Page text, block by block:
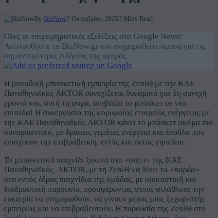
By BizNow7 Οκτωβρίου 20253 Mins Read
Όλες οι επιχειρηματικές εξελίξεις στο Google News!
Ακολουθήστε το BizNow.gr και ενημερωθείτε άμεσα για τις
σημαντικότερες ειδήσεις της αγοράς
H μοναδική μπασκετική εμπειρία της ΖeniΘ με την ΚΑΕ
Παναθηναϊκός AKTOR συνεχίζεται δυναμικά για 5η συνεχή
χρονιά και, αυτή τη φορά, ανεβάζει το μπάσκετ σε νέα
επίπεδα! Η συνεργασία της κορυφαίας εταιρείας ενέργειας με
την ΚΑΕ Παναθηναϊκός AKTOR κάνει το μπάσκετ ακόμα πιο
συναρπαστικό, με δράσεις γεμάτες ενέργεια και έπαθλα που
ενισχύουν την επιβράβευση, εντός και εκτός γηπέδου.
Το μπασκετικό παιχνίδι ξεκινά στο «σπίτι» της ΚΑΕ
Παναθηναϊκός AKTOR, με τη ZeniΘ να δίνει το «παρών»
στα εντός έδρας παιχνίδια της ομάδας, με ουσιαστική και
διαδραστική παρουσία, προσφέροντας στους φιλάθλους την
ευκαιρία να ενημερωθούν, να γίνουν μέρος μιας ξεχωριστής
εμπειρίας και να επιβραβευτούν. Η παρουσία της ZeniΘ στο